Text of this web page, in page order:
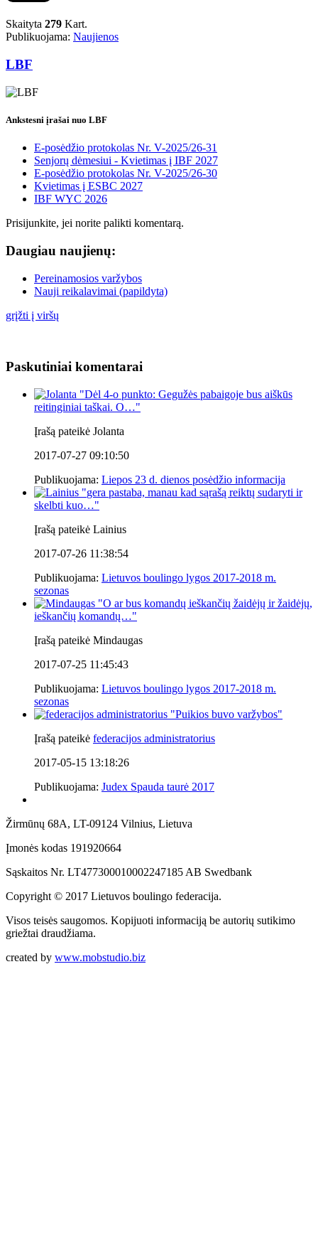
Skaityta 279 Kart.
Publikuojama: Naujienos
LBF
Ankstesni įrašai nuo LBF
E-posėdžio protokolas Nr. V-2025/26-31
Senjorų dėmesiui - Kvietimas į IBF 2027
E-posėdžio protokolas Nr. V-2025/26-30
Kvietimas į ESBC 2027
IBF WYC 2026
Prisijunkite, jei norite palikti komentarą.
Daugiau naujienų:
Pereinamosios varžybos
Nauji reikalavimai (papildyta)
grįžti į viršų
Paskutiniai komentarai
"Dėl 4-o punkto: Gegužės pabaigoje bus aiškūs
reitinginiai taškai. O…"
Įrašą pateikė Jolanta
2017-07-27 09:10:50
Publikuojama: Liepos 23 d. dienos posėdžio informacija
"gera pastaba, manau kad sąrašą reiktų sudaryti ir
skelbti kuo…"
Įrašą pateikė Lainius
2017-07-26 11:38:54
Publikuojama: Lietuvos boulingo lygos 2017-2018 m.
sezonas
"O ar bus komandų ieškančių žaidėjų ir žaidėjų,
ieškančių komandų…"
Įrašą pateikė Mindaugas
2017-07-25 11:45:43
Publikuojama: Lietuvos boulingo lygos 2017-2018 m.
sezonas
"Puikios buvo varžybos"
Įrašą pateikė federacijos administratorius
2017-05-15 13:18:26
Publikuojama: Judex Spauda taurė 2017
Žirmūnų 68A, LT-09124 Vilnius, Lietuva
Įmonės kodas 191920664
Sąskaitos Nr. LT477300010002247185 AB Swedbank
Copyright © 2017 Lietuvos boulingo federacija.
Visos teisės saugomos. Kopijuoti informaciją be autorių sutikimo
griežtai draudžiama.
created by www.mobstudio.biz